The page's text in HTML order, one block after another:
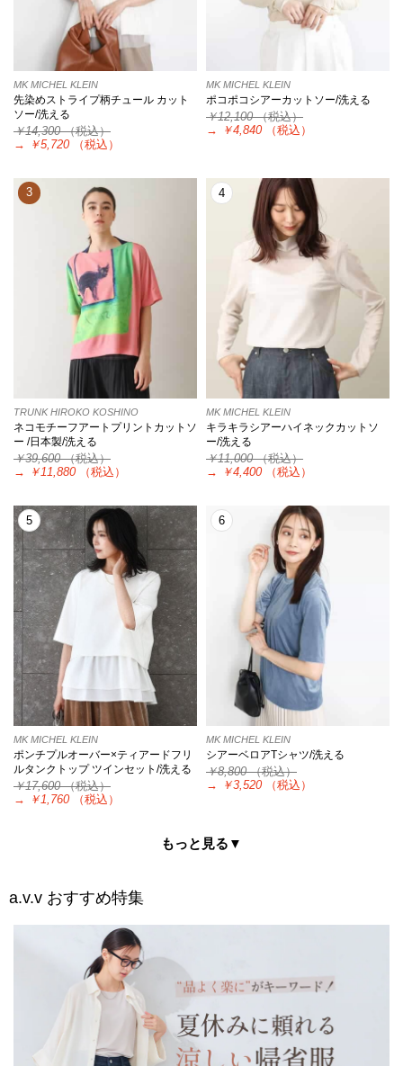
MK MICHEL KLEIN
先染めストライプ柄チュール カット
ソー/洗える
￥14,300（税込）
→
￥5,720 （税込）
MK MICHEL KLEIN
ポコポコシアーカットソー/洗える
￥12,100（税込）
→
￥4,840 （税込）
3
TRUNK HIROKO KOSHINO
ネコモチーフアートプリントカットソ
ー /日本製/洗える
￥39,600（税込）
→
￥11,880 （税込）
4
MK MICHEL KLEIN
キラキラシアーハイネックカットソ
ー/洗える
￥11,000（税込）
→
￥4,400 （税込）
5
MK MICHEL KLEIN
ポンチプルオーバー×ティアードフリ
ルタンクトップ ツインセット/洗える
￥17,600（税込）
→
￥1,760 （税込）
6
MK MICHEL KLEIN
シアーベロアTシャツ/洗える
￥8,800（税込）
→
￥3,520 （税込）
もっと見る▼
a.v.v おすすめ特集